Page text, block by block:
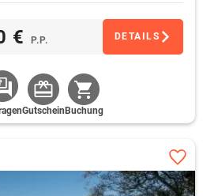
€ P.P. DETAILS
Gutschein Buchung